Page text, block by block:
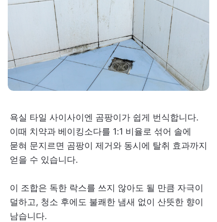
욕실 타일 사이사이엔 곰팡이가 쉽게 번식합니다.
이때 치약과 베이킹소다를 1:1 비율로 섞어 솔에
묻혀 문지르면 곰팡이 제거와 동시에 탈취 효과까지
얻을 수 있습니다.
이 조합은 독한 락스를 쓰지 않아도 될 만큼 자극이
덜하고, 청소 후에도 불쾌한 냄새 없이 산뜻한 향이
남습니다.